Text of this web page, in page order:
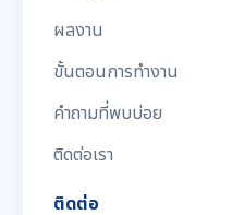
ผลงาน
ขั้นตอนการทำงาน
คำถามที่พบบ่อย
ติดต่อเรา
ติดต่อ